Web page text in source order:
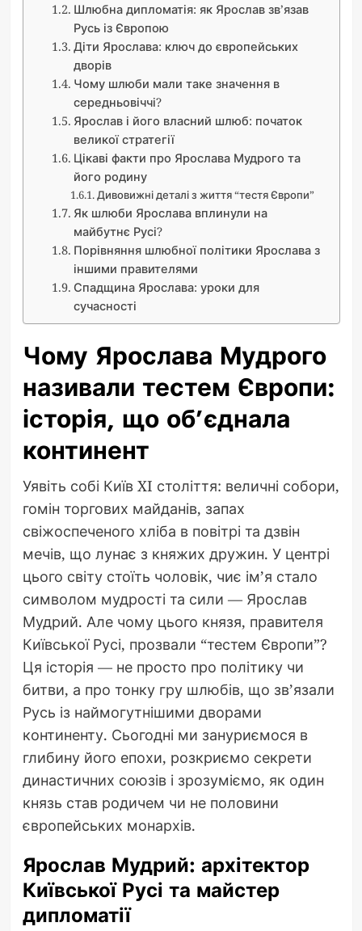
Шлюбна дипломатія: як Ярослав зв’язав
Русь із Європою
Діти Ярослава: ключ до європейських
дворів
Чому шлюби мали таке значення в
середньовіччі?
Ярослав і його власний шлюб: початок
великої стратегії
Цікаві факти про Ярослава Мудрого та
його родину
Дивовижні деталі з життя “тестя Європи”
Як шлюби Ярослава вплинули на
майбутнє Русі?
Порівняння шлюбної політики Ярослава з
іншими правителями
Спадщина Ярослава: уроки для
сучасності
Чому Ярослава Мудрого
називали тестем Європи:
історія, що об’єднала
континент
Уявіть собі Київ XI століття: величні собори,
гомін торгових майданів, запах
свіжоспеченого хліба в повітрі та дзвін
мечів, що лунає з княжих дружин. У центрі
цього світу стоїть чоловік, чиє ім’я стало
символом мудрості та сили — Ярослав
Мудрий. Але чому цього князя, правителя
Київської Русі, прозвали “тестем Європи”?
Ця історія — не просто про політику чи
битви, а про тонку гру шлюбів, що зв’язали
Русь із наймогутнішими дворами
континенту. Сьогодні ми зануриємося в
глибину його епохи, розкриємо секрети
династичних союзів і зрозуміємо, як один
князь став родичем чи не половини
європейських монархів.
Ярослав Мудрий: архітектор
Київської Русі та майстер
дипломатії